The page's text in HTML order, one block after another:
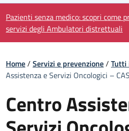
Pazienti senza medico: scopri come
servizi degli Ambulatori distrettuali
Home/ Servizi e prevenzione/ Tutti
Assistenza e Servizi Oncologici – CAS
Centro